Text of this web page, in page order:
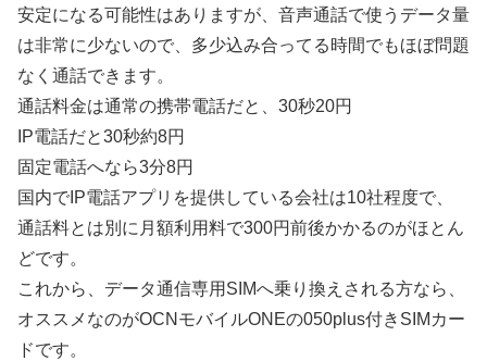
安定になる可能性はありますが、音声通話で使うデータ量
は非常に少ないので、多少込み合ってる時間でもほぼ問題
なく通話できます。
通話料金は通常の携帯電話だと、30秒20円
IP電話だと30秒約8円
固定電話へなら3分8円
国内でIP電話アプリを提供している会社は10社程度で、
通話料とは別に月額利用料で300円前後かかるのがほとん
どです。
これから、データ通信専用SIMへ乗り換えされる方なら、
オススメなのがOCNモバイルONEの050plus付きSIMカー
ドです。